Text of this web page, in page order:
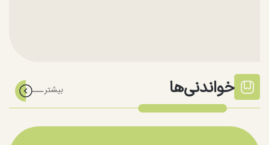
خواندنی‌ها